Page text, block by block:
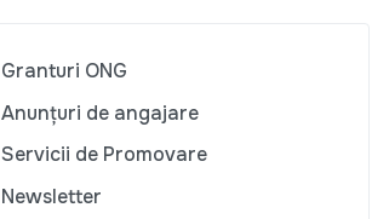
Granturi ONG
Anunțuri de angajare
Servicii de Promovare
Newsletter